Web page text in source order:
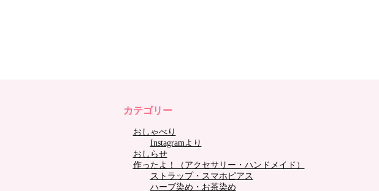
カテゴリー
おしゃべり
Instagramより
おしらせ
作ったよ！（アクセサリー・ハンドメイド）
ストラップ・スマホピアス
ハーブ染め・お茶染め